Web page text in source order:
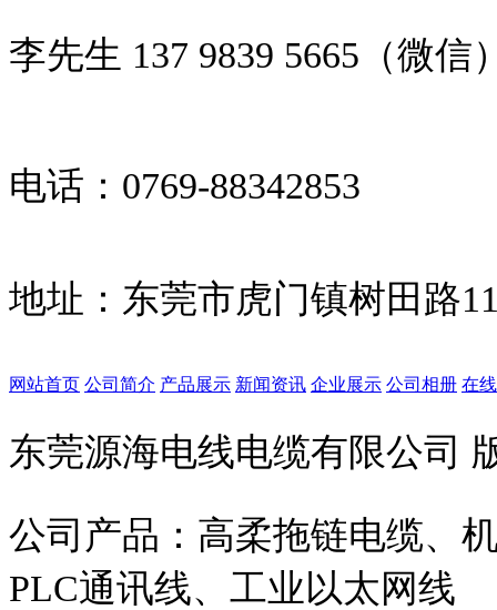
李先生 137 9839 5665（微信
电话：0769-88342853
地址： 东莞市虎门镇树田路
网站首页 公司简介 产品展示 新闻资讯 企业展示 公司相册 在
东莞源海电线电缆有限公司
公司产品：高柔拖链电缆、
PLC通讯线、工业以太网线